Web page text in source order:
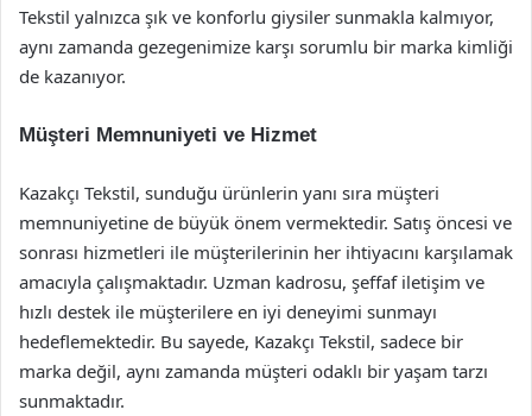
Tekstil yalnızca şık ve konforlu giysiler sunmakla kalmıyor,
aynı zamanda gezegenimize karşı sorumlu bir marka kimliği
de kazanıyor.
Müşteri Memnuniyeti ve Hizmet
Kazakçı Tekstil, sunduğu ürünlerin yanı sıra müşteri
memnuniyetine de büyük önem vermektedir. Satış öncesi ve
sonrası hizmetleri ile müşterilerinin her ihtiyacını karşılamak
amacıyla çalışmaktadır. Uzman kadrosu, şeffaf iletişim ve
hızlı destek ile müşterilere en iyi deneyimi sunmayı
hedeflemektedir. Bu sayede, Kazakçı Tekstil, sadece bir
marka değil, aynı zamanda müşteri odaklı bir yaşam tarzı
sunmaktadır.